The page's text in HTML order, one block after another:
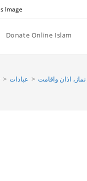
Image
Donate Online Islam
> عبادات > نماز، اذان واقامت